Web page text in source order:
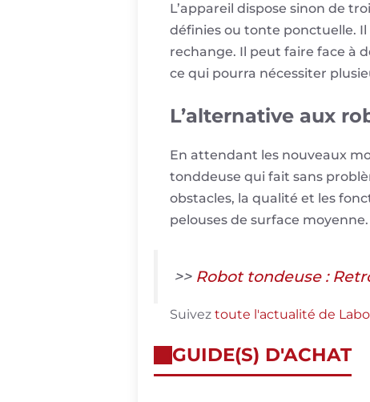
L’appareil dispose sinon de
définies ou tonte ponctuelle.
rechange. Il peut faire face à
ce qui pourra nécessiter
L’alternative aux
En attendant les nouveaux
tonddeuse qui fait sans
obstacles, la qualité et les
pelouses de surface
>> Robot tondeuse :
Suivez toute l'actualité de
GUIDE(S) D'ACHAT